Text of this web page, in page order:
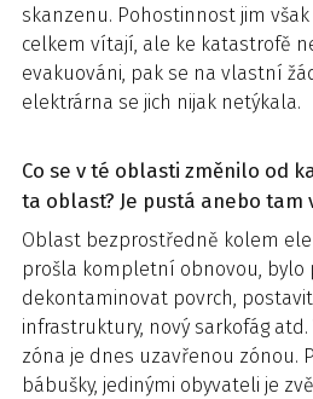
skanzenu. Pohostinnost jim
celkem vítají, ale ke katastrofě
evakuováni, pak se na vlastní
elektrárna se jich nijak netýkala.
Co se v té oblasti změnilo od
ta oblast? Je pustá anebo tam
Oblast bezprostředně kolem
prošla kompletní obnovou, bylo
dekontaminovat povrch,
infrastruktury, nový sarkofág
zóna je dnes uzavřenou zónou.
bábušky, jedinými obyvateli je